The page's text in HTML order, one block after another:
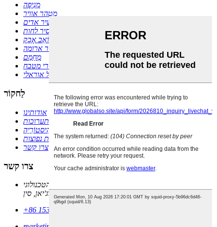
מְנִיפָה
מטהר אוויר
מכשיר אדים
מסיר לחות
שׁוֹאֵב אָבָק
מפזר ארומה
מְחַמֵם
מכשירי מטבח
טיפול אוראלי
לַחקוֹר
אודותינו
תערוכות
הִיסטוֹרִיָה
שאלות נפוצות
צרו קשר
צרו קשר
בניין קומרש, מס' 35, דרך שיאנגיואה, אזור התעשייה הטכנולוגי
של טורץ', שיאנג אן, שיאמן, פוג'יאן, סין PC361101
+86 15396216920